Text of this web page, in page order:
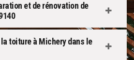
et de rénovation de
toiture à Michery dans le